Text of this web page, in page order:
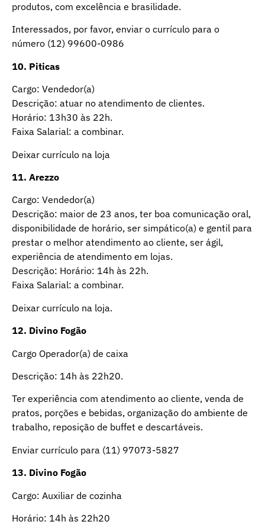
produtos, com excelência e brasilidade.
Interessados, por favor, enviar o currículo para o
número (12) 99600-0986
10. Piticas
Cargo: Vendedor(a)
Descrição: atuar no atendimento de clientes.
Horário: 13h30 às 22h.
Faixa Salarial: a combinar.
Deixar currículo na loja
11. Arezzo
Cargo: Vendedor(a)
Descrição: maior de 23 anos, ter boa comunicação oral,
disponibilidade de horário, ser simpático(a) e gentil para
prestar o melhor atendimento ao cliente, ser ágil,
experiência de atendimento em lojas.
Descrição: Horário: 14h às 22h.
Faixa Salarial: a combinar.
Deixar currículo na loja.
12. Divino Fogão
Cargo Operador(a) de caixa
Descrição: 14h às 22h20.
Ter experiência com atendimento ao cliente, venda de
pratos, porções e bebidas, organização do ambiente de
trabalho, reposição de buffet e descartáveis.
Enviar currículo para (11) 97073-5827
13. Divino Fogão
Cargo: Auxiliar de cozinha
Horário: 14h às 22h20